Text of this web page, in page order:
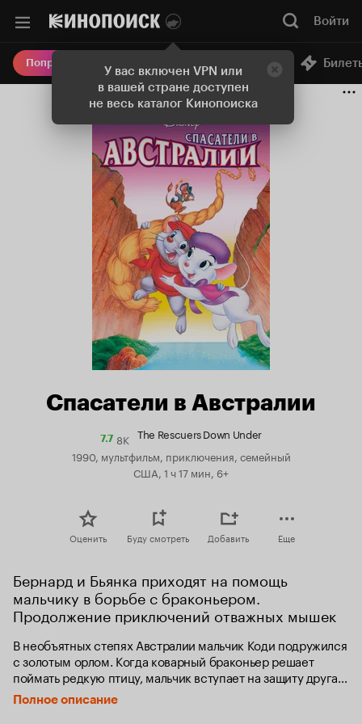
У вас включен VPN или
в вашей стране доступен
не весь каталог Кинопоиска
Войти
Попробовать Плюс Онлайн-кинотеатр
Спасатели в Австралии
7.7Рейтинг
Кинопоиска
7.7
8K The Rescuers Down Under
1990, мультфильм, приключения, семейный
США, 1 ч 17 мин, 6+
Оценить Буду смотреть Добавить Еще
Бернард и Бьянка приходят на помощь
мальчику в борьбе с браконьером.
Продолжение приключений отважных мышек
В необъятных степях Австралии мальчик Коди подружился
с золотым орлом. Когда коварный браконьер решает
поймать редкую птицу, мальчик вступает на защиту друга,
но попадает в ловушку. Коди успевает спасти мышонка,
который был оставлен в ловушке в качестве приманки.
Полное описание